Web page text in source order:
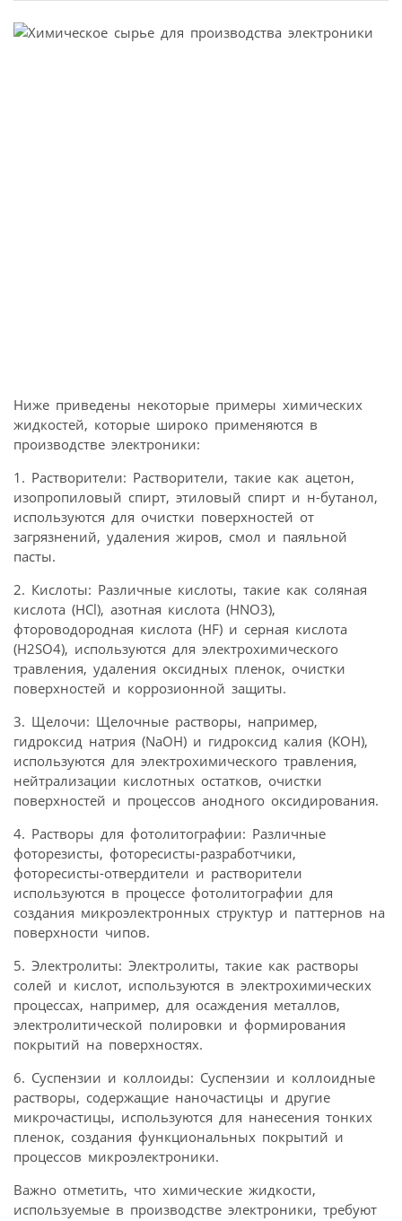
Ниже приведены некоторые примеры химических
жидкостей, которые широко применяются в
производстве электроники:
1. Растворители: Растворители, такие как ацетон,
изопропиловый спирт, этиловый спирт и н-бутанол,
используются для очистки поверхностей от
загрязнений, удаления жиров, смол и паяльной
пасты.
2. Кислоты: Различные кислоты, такие как соляная
кислота (HCl), азотная кислота (HNO3),
фтороводородная кислота (HF) и серная кислота
(H2SO4), используются для электрохимического
травления, удаления оксидных пленок, очистки
поверхностей и коррозионной защиты.
3. Щелочи: Щелочные растворы, например,
гидроксид натрия (NaOH) и гидроксид калия (KOH),
используются для электрохимического травления,
нейтрализации кислотных остатков, очистки
поверхностей и процессов анодного оксидирования.
4. Растворы для фотолитографии: Различные
фоторезисты, фоторесисты-разработчики,
фоторесисты-отвердители и растворители
используются в процессе фотолитографии для
создания микроэлектронных структур и паттернов на
поверхности чипов.
5. Электролиты: Электролиты, такие как растворы
солей и кислот, используются в электрохимических
процессах, например, для осаждения металлов,
электролитической полировки и формирования
покрытий на поверхностях.
6. Суспензии и коллоиды: Суспензии и коллоидные
растворы, содержащие наночастицы и другие
микрочастицы, используются для нанесения тонких
пленок, создания функциональных покрытий и
процессов микроэлектроники.
Важно отметить, что химические жидкости,
используемые в производстве электроники, требуют